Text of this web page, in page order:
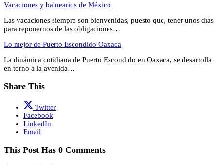
Vacaciones y balnearios de México
Las vacaciones siempre son bienvenidas, puesto que, tener unos días
para reponernos de las obligaciones…
Lo mejor de Puerto Escondido Oaxaca
La dinámica cotidiana de Puerto Escondido en Oaxaca, se desarrolla
en torno a la avenida…
Share This
Twitter
Facebook
LinkedIn
Email
This Post Has 0 Comments